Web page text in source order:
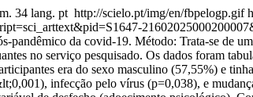
34 lang. pt http://scielo.pt/img/en/fbpelogp.gif
da covid-19. Método: Trata-se de
no serviço pesquisado. Os dados foram
era do sexo masculino (57,55%) e
infecção pelo vírus (p=0,038), e